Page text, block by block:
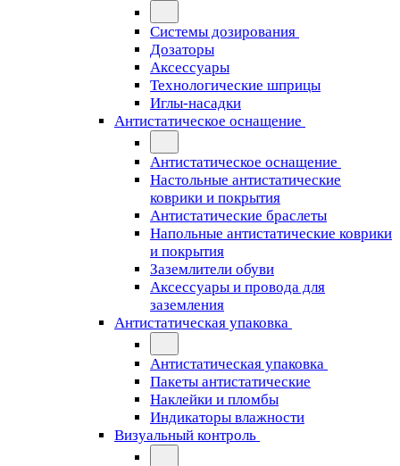
Системы дозирования
Дозаторы
Аксессуары
Технологические шприцы
Иглы-насадки
Антистатическое оснащение
Антистатическое оснащение
Настольные антистатические
коврики и покрытия
Антистатические браслеты
Напольные антистатические коврики
и покрытия
Заземлители обуви
Аксессуары и провода для
заземления
Антистатическая упаковка
Антистатическая упаковка
Пакеты антистатические
Наклейки и пломбы
Индикаторы влажности
Визуальный контроль